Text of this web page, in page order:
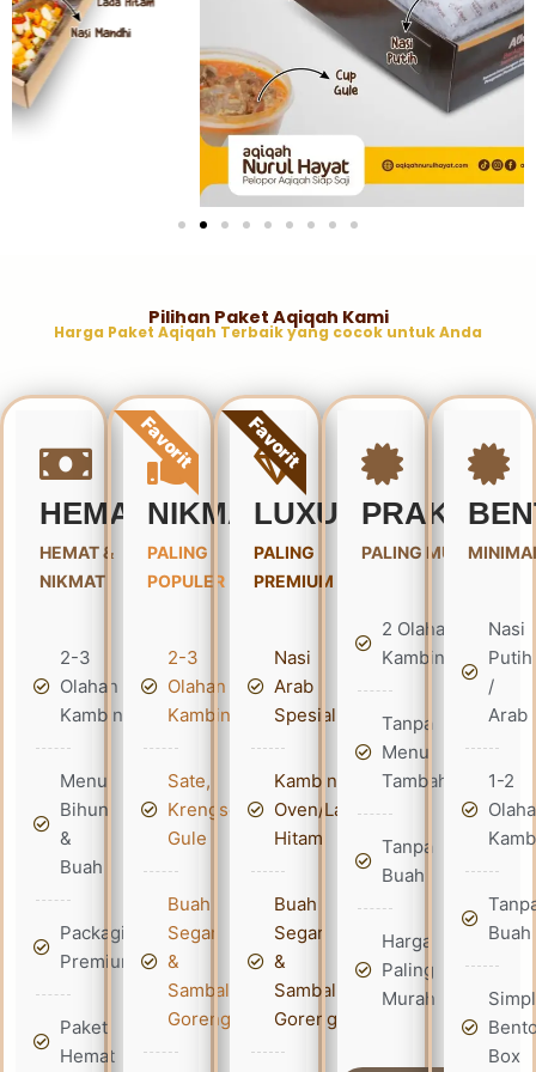
Pilihan Paket Aqiqah Kami
Harga Paket Aqiqah Terbaik yang cocok untuk Anda
HEMAT
HEMAT &
NIKMAT
2-3
Olahan
Kambing
Menu
Bihun
&
Buah
Packaging
Premium
Paket
Hemat
NIKMAT
PALING
POPULER
2-3
Olahan
Kambing
Sate,
Krengseng,
Gule
Buah
Segar
&
Sambal
Goreng
Favorit
LUXURY
PALING
PREMIUM
Nasi
Arab
Spesial
Kambing
Oven/Lada
Hitam
Buah
Segar
&
Sambal
Goreng
Favorit
PRAKTIS
PALING MURAH
2 Olahan
Kambing
Tanpa
Menu
Tambahan
Tanpa
Buah
Harga
Paling
Murah
Nasi
Putih
/
Arab
1-2
Buah
Box